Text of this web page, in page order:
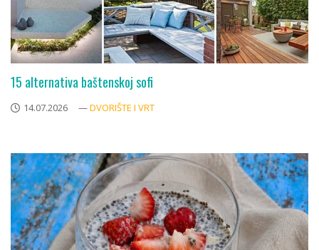
15 alternativa baštenskoj sofi
14.07.2026 —DVORIŠTE I VRT